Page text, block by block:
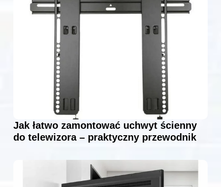
Jak łatwo zamontować uchwyt ścienny
do telewizora – praktyczny przewodnik